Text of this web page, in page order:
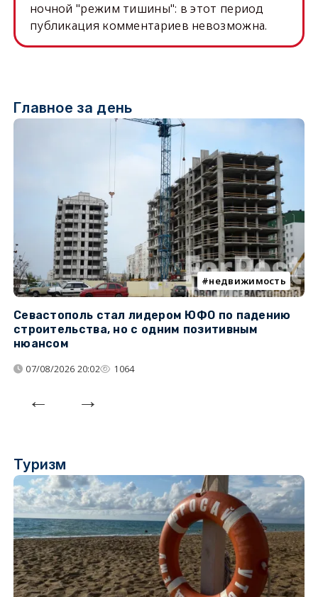
ночной "режим тишины": в этот период
публикация комментариев невозможна.
Главное за день
недвижимость
Севастополь стал лидером ЮФО по падению
строительства, но с одним позитивным
нюансом
07/08/2026 20:02 1064
Туризм